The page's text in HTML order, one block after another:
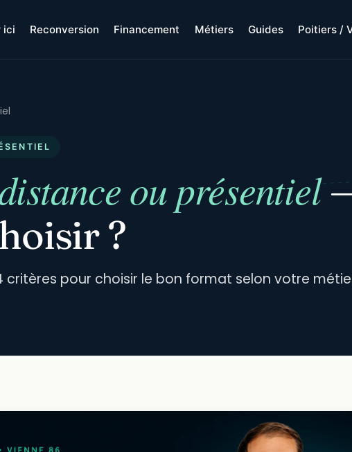
ici Reconversion Financement Métiers Guides Poitiers /
ou présentiel
?
critères pour choisir le bon format selon votre